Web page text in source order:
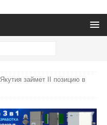
Якутия займет II позицию в